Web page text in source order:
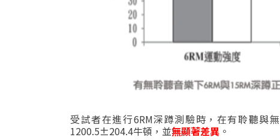
受試者在進行6RM深蹲測驗時，在有聆聽與
1200.5±204.4牛頓，並無顯著差異 。